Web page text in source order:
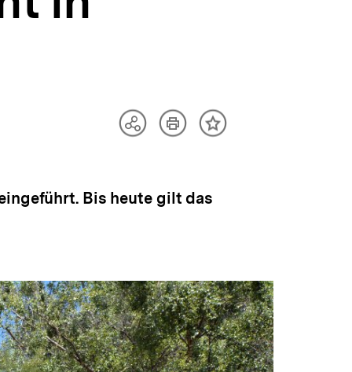
TeilenArtikelInhalt
Bis heute gilt das